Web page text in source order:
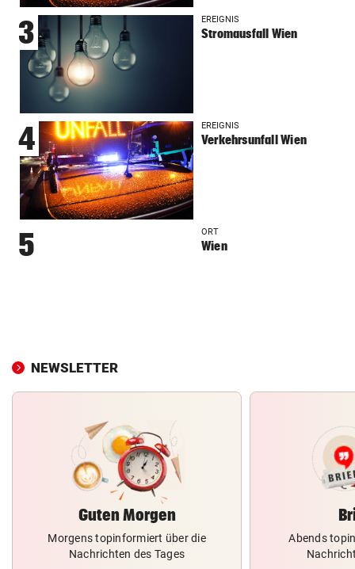
3 EREIGNIS
Stromausfall Wien
4 EREIGNIS
Verkehrsunfall Wien
5 ORT
Wien
NEWSLETTER
Guten Morgen
Morgens topinformiert über die
Nachrichten des Tages
Abends